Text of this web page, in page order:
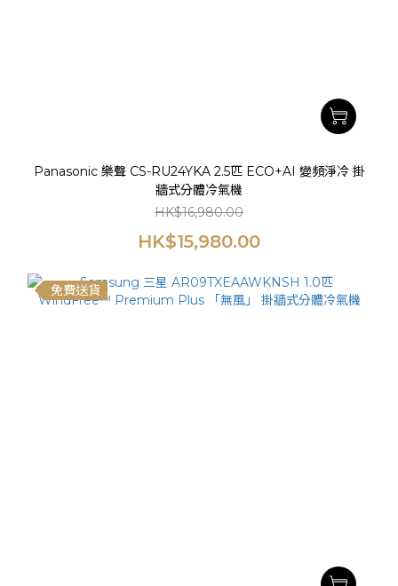
Panasonic 樂聲 CS-RU24YKA 2.5匹 ECO+AI 變頻淨冷 掛
牆式分體冷氣機
HK$16,980.00
HK$15,980.00
免費送貨